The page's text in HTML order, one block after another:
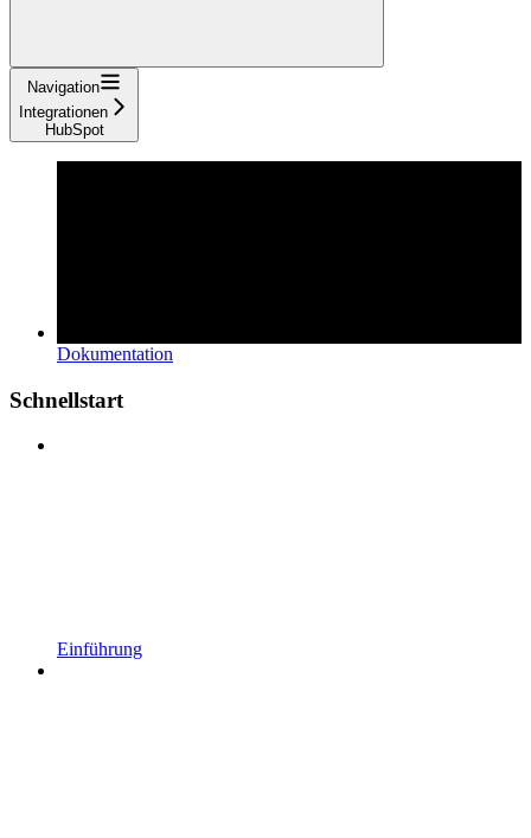
Navigation
Integrationen
HubSpot
Dokumentation
Schnellstart
Einführung